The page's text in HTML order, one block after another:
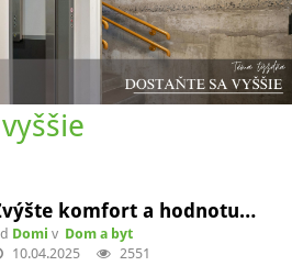
komfort a hodnotu…
Domi v Dom a byt
10.04.2025
2551